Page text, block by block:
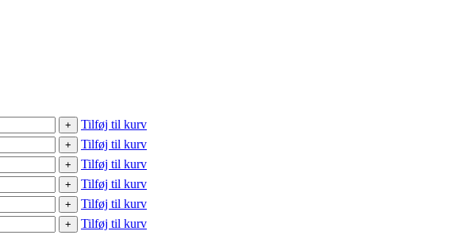
+
Tilføj til kurv
+
Tilføj til kurv
+
Tilføj til kurv
+
Tilføj til kurv
+
Tilføj til kurv
+
Tilføj til kurv